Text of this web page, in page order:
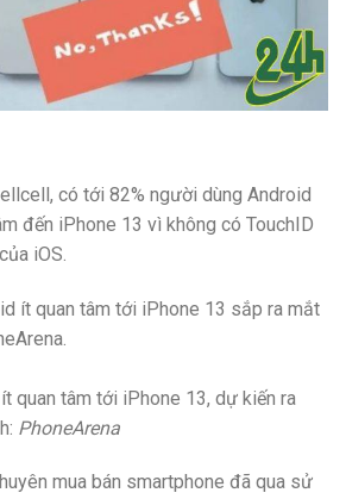
có tới 82% người dùng Android
đến iPhone 13 vì không có TouchID
iOS.
quan tâm tới iPhone 13, dự kiến ra
PhoneArena
mua bán smartphone đã qua sử